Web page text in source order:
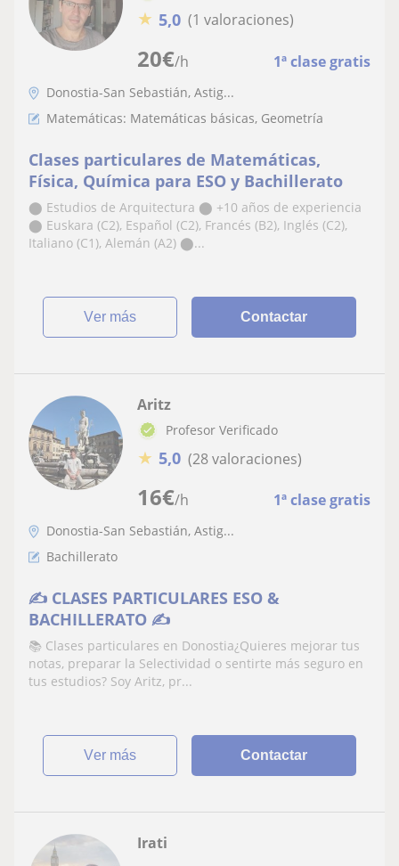
20€/h 1ª clase gratis
★ 5,0 (1 valoraciones)
Donostia-San Sebastián, Astig...
Matemáticas: Matemáticas básicas, Geometría
Clases particulares de Matemáticas,
Física, Química para ESO y Bachillerato
⬤ Estudios de Arquitectura ⬤ +10 años de experiencia
⬤ Euskara (C2), Español (C2), Francés (B2), Inglés (C2),
Italiano (C1), Alemán (A2) ⬤...
ver más Contactar
16€/h 1ª clase gratis
Aritz
Profesor Verificado
★ 5,0 (28 valoraciones)
Donostia-San Sebastián, Astig...
Bachillerato
✍️ CLASES PARTICULARES ESO &
BACHILLERATO ✍️
📚 Clases particulares en Donostia¿Quieres mejorar tus
notas, preparar la Selectividad o sentirte más seguro en
tus estudios? Soy Aritz, pr...
ver más Contactar
Irati